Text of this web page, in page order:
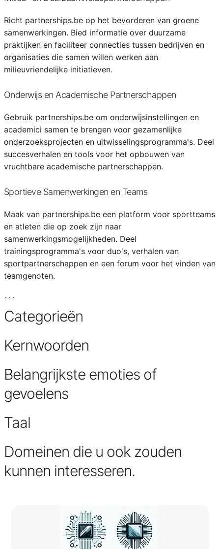
Richt partnerships.be op het bevorderen van groene
samenwerkingen. Bied informatie over duurzame
praktijken en faciliteer connecties tussen bedrijven en
organisaties die samen willen werken aan
milieuvriendelijke initiatieven.
Onderwijs en Academische Partnerschappen
Gebruik partnerships.be om onderwijsinstellingen en
academici samen te brengen voor gezamenlijke
onderzoeksprojecten en uitwisselingsprogramma's. Deel
succesverhalen en tools voor het opbouwen van
vruchtbare academische partnerschappen.
Sportieve Samenwerkingen en Teams
Maak van partnerships.be een platform voor sportteams
en atleten die op zoek zijn naar
samenwerkingsmogelijkheden. Deel
trainingsprogramma's voor duo's, verhalen van
sportpartnerschappen en een forum voor het vinden van
teamgenoten.
```
Categorieën
Kernwoorden
Belangrijkste emoties of
gevoelens
Taal
Domeinen die u ook zouden
kunnen interesseren.